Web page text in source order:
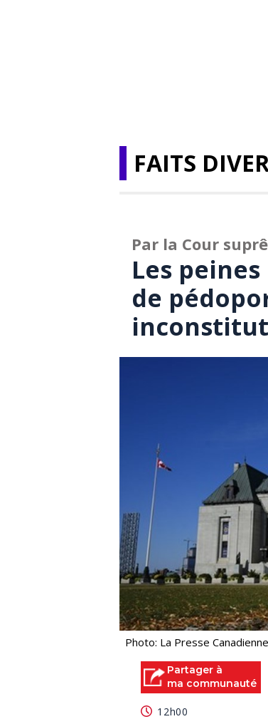
FAITS
Par la Cour
Les
de
Photo: La Presse
Partager à
ma communauté
12h00